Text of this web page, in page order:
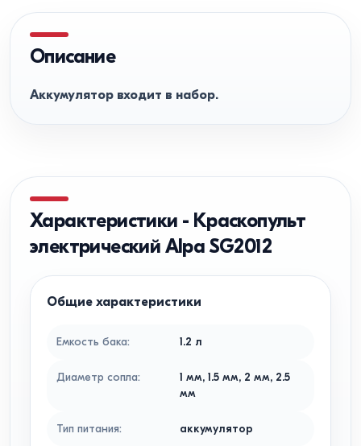
Описание
Аккумулятор входит в набор.
Характеристики - Краскопульт
электрический Alpa SG2012
Общие характеристики
Емкость бака: 1.2 л
Диаметр сопла: 1 мм, 1.5мм, 2 мм, 2.5
мм
Тип питания: аккумулятор